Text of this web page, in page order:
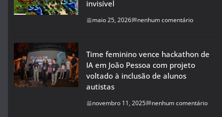
invisível
maio 25, 2026 nenhum comentário
Time feminino vence hackathon de
IA em João Pessoa com projeto
voltado à inclusão de alunos
autistas
novembro 11, 2025 nenhum comentário